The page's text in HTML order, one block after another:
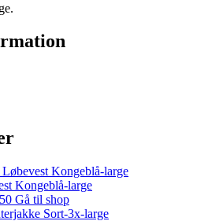
Kongeblå-large
Den
aktuelle
Gå til shop